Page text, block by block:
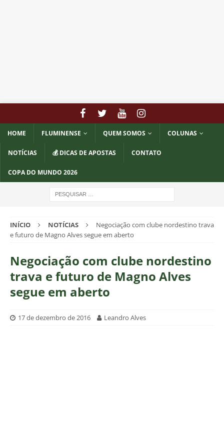
HOME FLUMINENSE QUEM SOMOS COLUNAS
NOTÍCIAS 💰 DICAS DE APOSTAS CONTATO
COPA DO MUNDO 2026
INÍCIO NOTÍCIAS
Negociação com clube nordestino trava
e futuro de Magno Alves segue em aberto
Negociação com clube nordestino
trava e futuro de Magno Alves
segue em aberto
17 de dezembro de 2016 Leandro Alves